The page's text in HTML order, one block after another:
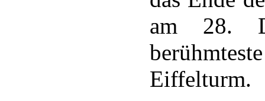
am 28.
Eiffelturm.